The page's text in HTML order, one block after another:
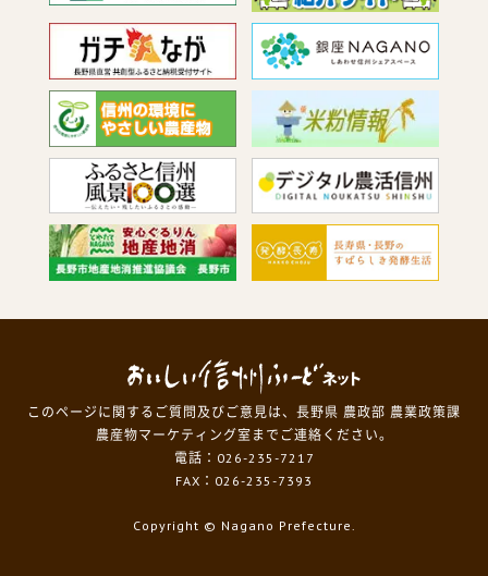
このページに関するご質問及びご意見は、長野県 農政部 農業政策課
農産物マーケティング室までご連絡ください。
電話：026-235-7217
FAX：026-235-7393
Copyright © Nagano Prefecture.